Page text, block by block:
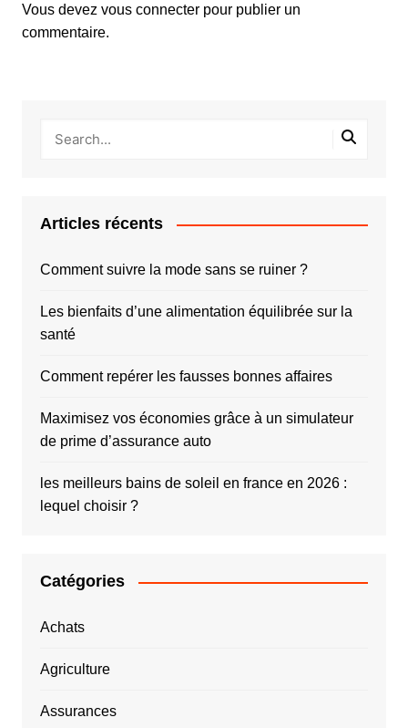
Vous devez vous connecterpour publier un
commentaire.
Articles récents
Comment suivre la mode sans se ruiner ?
Les bienfaits d’une alimentation équilibrée sur la
santé
Comment repérer les fausses bonnes affaires
Maximisez vos économies grâce à un simulateur
de prime d’assurance auto
les meilleurs bains de soleil en france en 2026 :
lequel choisir ?
Catégories
Achats
Agriculture
Assurances